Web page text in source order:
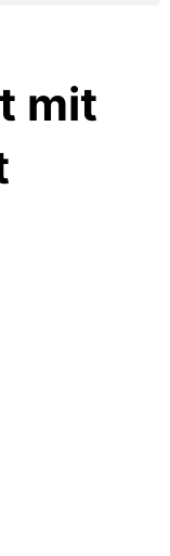
mit